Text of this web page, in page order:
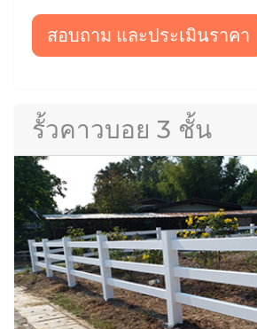
สอบถาม และประเมินราคา
รั้วคาวบอย 3 ชั้น